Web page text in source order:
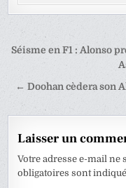
Navigation
l’article
Séisme en F1 : Alonso
← Doohan cèdera son
Laisser un
Votre adresse e-mail ne
obligatoires sont